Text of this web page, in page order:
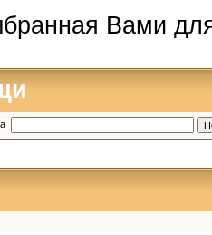
Вами